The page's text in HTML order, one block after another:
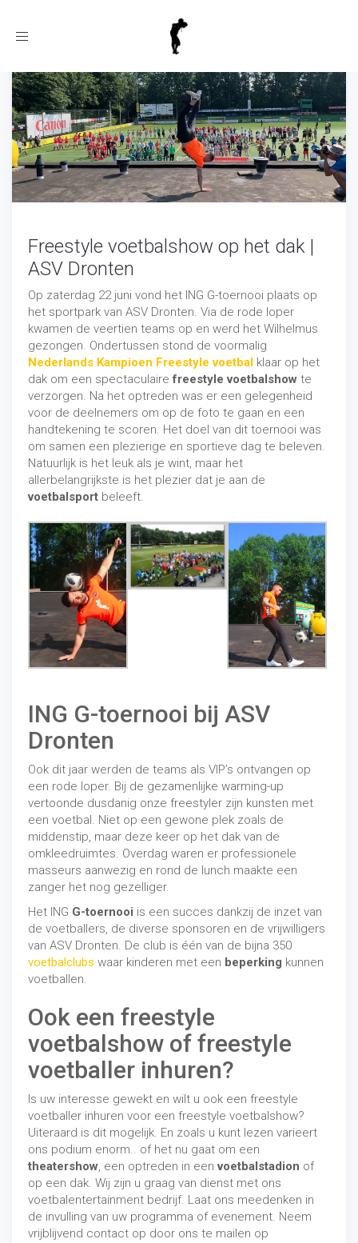
Toggle
Freestyle voetbalshow op het dak |
ASV Dronten
Op zaterdag 22 juni vond het ING G-toernooi plaats op
het sportpark van ASV Dronten. Via de rode loper
kwamen de veertien teams op en werd het Wilhelmus
gezongen. Ondertussen stond de voormalig
Nederlands Kampioen Freestyle voetbal klaar op het
dak om een spectaculairefreestyle voetbalshow te
verzorgen. Na het optreden was er een gelegenheid
voor de deelnemers om op de foto te gaan en een
handtekening te scoren. Het doel van dit toernooi was
om samen een plezierige en sportieve dag te beleven.
Natuurlijk is het leuk als je wint, maar het
allerbelangrijkste is het plezier dat je aan de
voetbalsport beleeft.
ING G-toernooi bij ASV
Dronten
Ook dit jaar werden de teams als VIP’s ontvangen op
een rode loper. Bij de gezamenlijke warming-up
vertoonde dusdanig onze freestyler zijn kunsten met
een voetbal. Niet op een gewone plek zoals de
middenstip, maar deze keer op het dak van de
omkleedruimtes. Overdag waren er professionele
masseurs aanwezig en rond de lunch maakte een
zanger het nog gezelliger.
Het ING G-toernooi is een succes dankzij de inzet van
de voetballers, de diverse sponsoren en de vrijwilligers
van ASV Dronten. De club is één van de bijna 350
voetbalclubs waar kinderen met een beperking kunnen
voetballen.
Ook een freestyle
voetbalshow of freestyle
voetballer inhuren?
Is uw interesse gewekt en wilt u ook een freestyle
voetballer inhuren voor een freestyle voetbalshow?
Uiteraard is dit mogelijk. En zoals u kunt lezen varieert
ons podium enorm.. of het nu gaat om een
theatershow, een optreden in eenvoetbalstadion of
op een dak. Wij zijn u graag van dienst met ons
voetbalentertainment bedrijf. Laat ons meedenken in
de invulling van uw programma of evenement. Neem
vrijblijvend contact op door ons te mailen op